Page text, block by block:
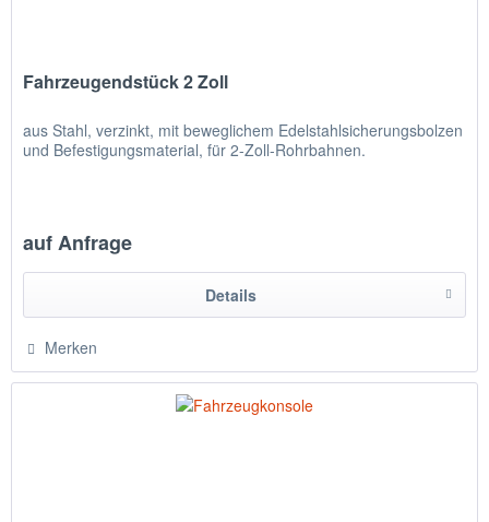
Fahrzeugendstück 2 Zoll
aus Stahl, verzinkt, mit beweglichem Edelstahlsicherungsbolzen
und Befestigungsmaterial, für 2-Zoll-Rohrbahnen.
auf Anfrage
Details
Merken